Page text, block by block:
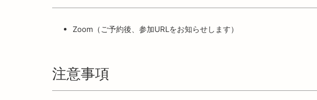
Zoom（ご予約後、参加URLをお知らせします）
注意事項